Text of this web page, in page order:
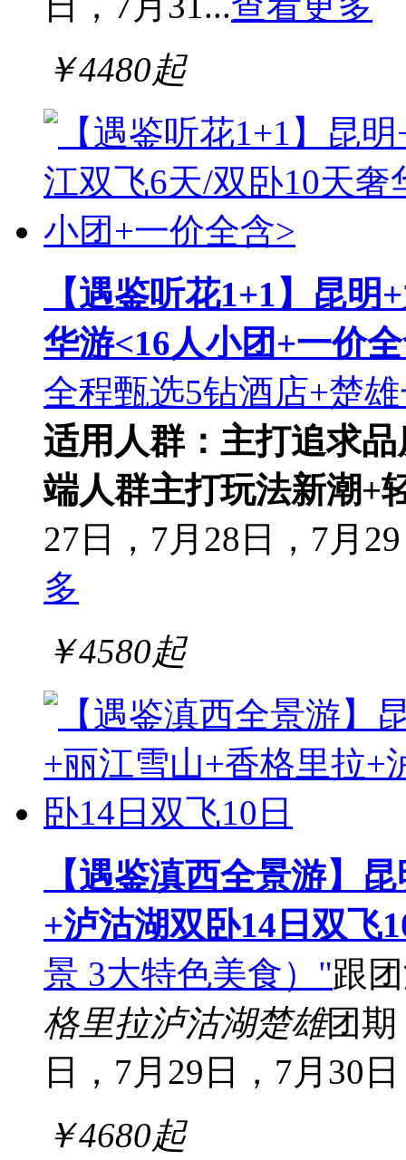
￥4480起
【遇鉴听花1+1】昆
华游<16人小团+一价
全程甄选5钻酒店+楚
适用人群：主打追求
端人群主打玩法新潮+
27日，7月28日，7月
多
￥4580起
【遇鉴滇西全景游】
+泸沽湖双卧14日双飞
景 3大特色美食）"跟
格里拉泸沽湖楚雄团期
日，7月29日，7月30
￥4680起